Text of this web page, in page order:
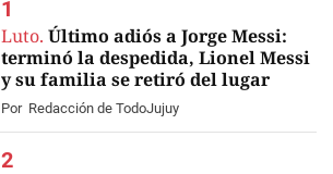
Luto. Último adiós a Jorge Messi:
terminó la despedida, Lionel Messi
y su familia se retiró del lugar
Por Redacción de TodoJujuy